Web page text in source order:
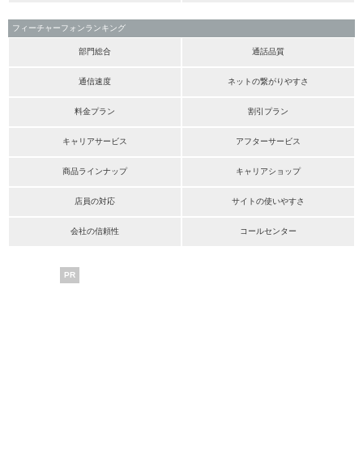
フィーチャーフォンランキング
部門総合 通話品質
通信速度 ネットの繋がりやすさ
料金プラン 割引プラン
キャリアサービス アフターサービス
商品ラインナップ キャリアショップ
店員の対応 サイトの使いやすさ
会社の信頼性 コールセンター
PR